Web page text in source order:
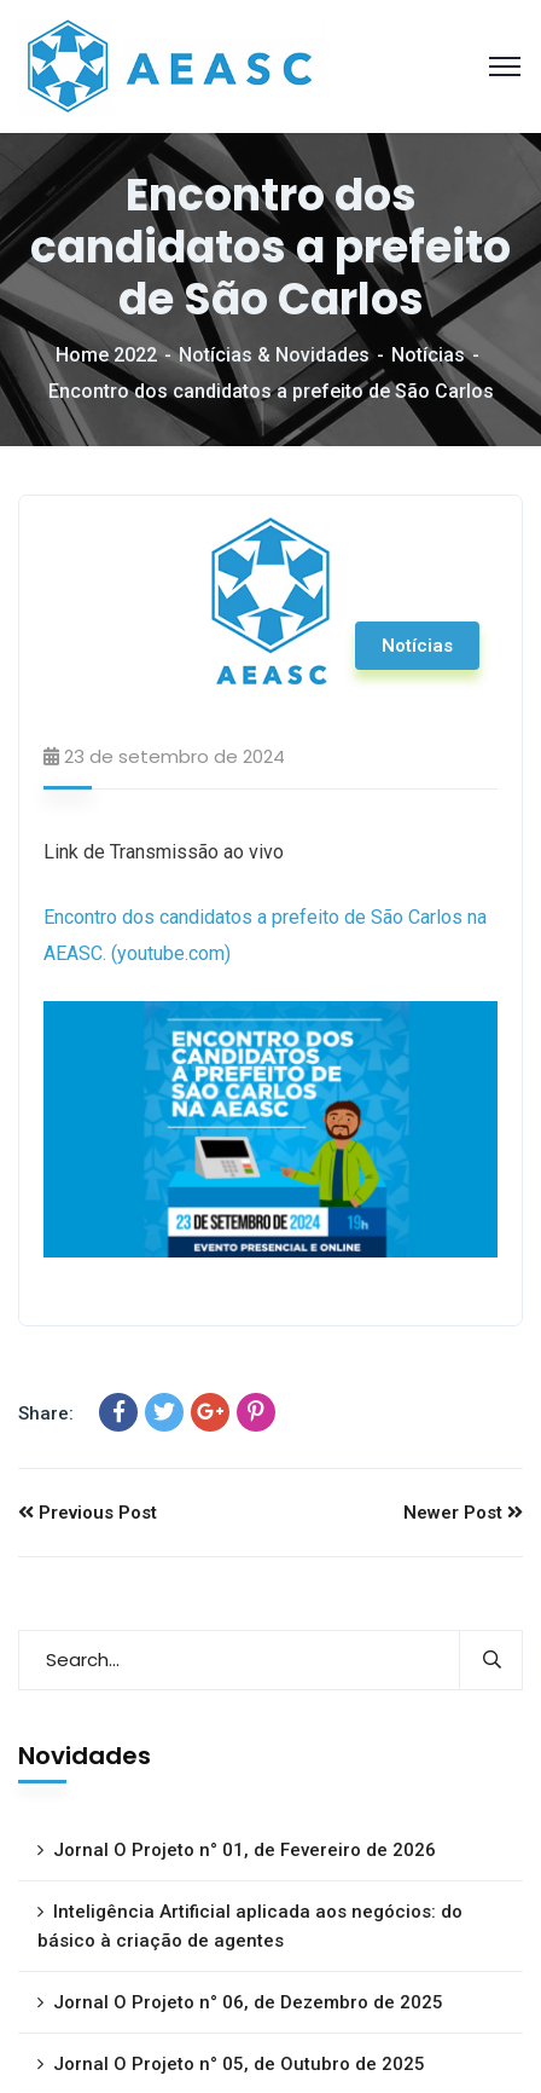
Encontro dos
candidatos a prefeito
de São Carlos
Home 2022 Notícias & Novidades
Notícias
Encontro dos candidatos a prefeito de São Carlos
Notícias
23 de setembro de 2024
Link de Transmissão ao vivo
Encontro dos candidatos a prefeito de São Carlos na
AEASC. (youtube.com)
Share:
Previous Post Newer Post
Novidades
Jornal O Projeto n° 01, de Fevereiro de 2026
Inteligência Artificial aplicada aos negócios: do
básico à criação de agentes
Jornal O Projeto n° 06, de Dezembro de 2025
Jornal O Projeto n° 05, de Outubro de 2025